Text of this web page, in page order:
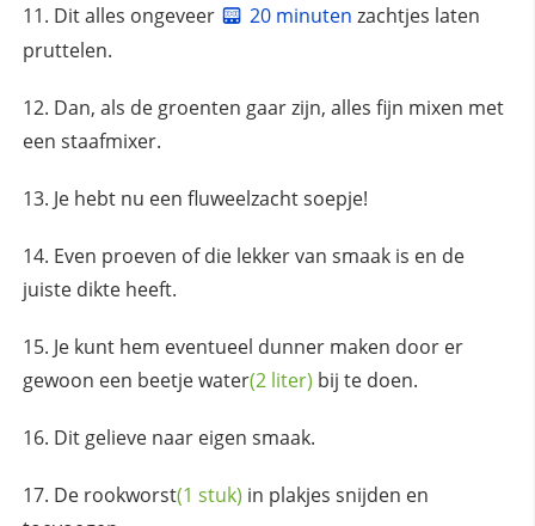
Dit alles ongeveer 20 minuten zachtjes laten
pruttelen.
Dan, als de groenten gaar zijn, alles fijn mixen met
een staafmixer.
Je hebt nu een fluweelzacht soepje!
Even proeven of die lekker van smaak is en de
juiste dikte heeft.
Je kunt hem eventueel dunner maken door er
gewoon een beetjewater(2 liter) bij te doen.
Dit gelieve naar eigen smaak.
De rookworst(1 stuk) in plakjes snijden en